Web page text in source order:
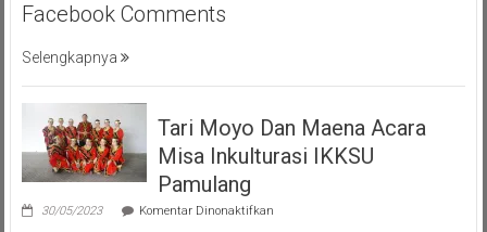
Giat
(PMP
Facebook Comments
Selengkapnya
Tari Moyo Dan Maena Acara
Misa Inkulturasi IKKSU
Pamulang
30/05/2023 Komentar Dinonaktifkanpada